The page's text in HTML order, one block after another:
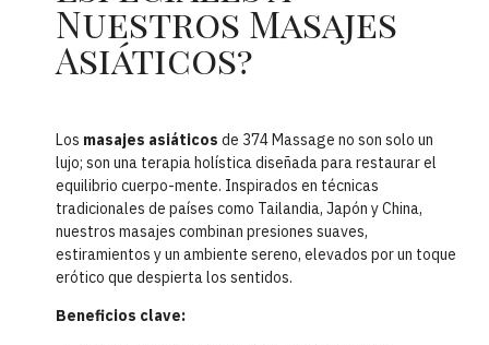
Nuestros Masajes
Asiáticos?
Los masajes asiáticos de 374 Massage no son solo un
lujo; son una terapia holística diseñada para restaurar el
equilibrio cuerpo-mente. Inspirados en técnicas
tradicionales de países como Tailandia, Japón y China,
nuestros masajes combinan presiones suaves,
estiramientos y un ambiente sereno, elevados por un toque
erótico que despierta los sentidos.
Beneficios clave: